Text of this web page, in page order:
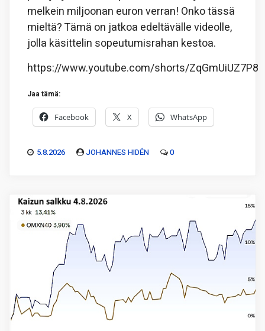
melkein miljoonan euron verran! Onko tässä
mieltä? Tämä on jatkoa edeltävälle videolle,
jolla käsittelin sopeutumisrahan kestoa.
https://www.youtube.com/shorts/ZqGmUiUZ7P8
Jaa tämä:
Facebook X WhatsApp
5.8.2026 JOHANNES HIDÉN 0